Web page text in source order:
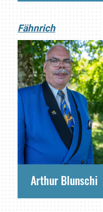
Fähnrich
Arthur Blunschi